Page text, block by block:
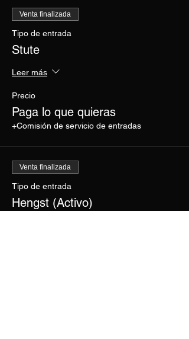
Venta finalizada
Tipo de entrada
Stute
Leer más
Precio
Paga lo que quieras
+Comisión de servicio de entradas
Venta finalizada
Tipo de entrada
Hengst (Activo)